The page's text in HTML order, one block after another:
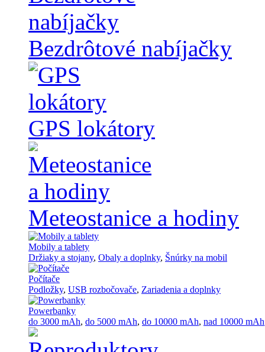
Bezdrôtové nabíjačky
GPS lokátory
Meteostanice a hodiny
Mobily a tablety
Držiaky a stojany, Obaly a doplnky, Šnúrky na mobil
Počítače
Podložky, USB rozbočovače, Zariadenia a doplnky
Powerbanky
do 3000 mAh, do 5000 mAh, do 10000 mAh, nad 10000 mAh